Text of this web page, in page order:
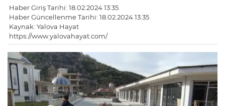
Haber Giriş Tarihi: 18.02.2024 13:35
Haber Güncellenme Tarihi: 18.02.2024 13:35
Kaynak: Yalova Hayat
https://www.yalovahayat.com/